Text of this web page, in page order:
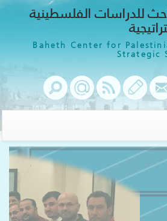
للدراسات الفلسطينية
Baheth Center for
Strategic